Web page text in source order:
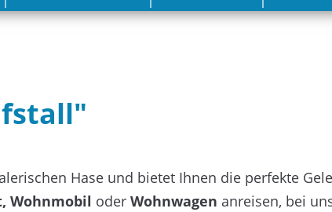
Hase und bietet Ihnen die perfekte
Wohnmobil oderWohnwagen anreisen, bei